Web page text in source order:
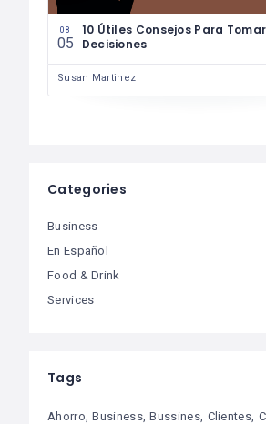
08
05
10 Útiles Consejos Para
Decisiones
Susan Martinez
Categories
Business
En Español
Food & Drink
Services
Tags
Ahorro Business Bussines Clientes